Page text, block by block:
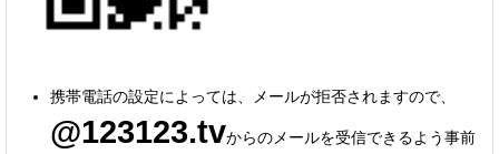
携帯電話の設定によっては、メールが拒否されますので、
@123123.tvからのメールを受信できるよう事前